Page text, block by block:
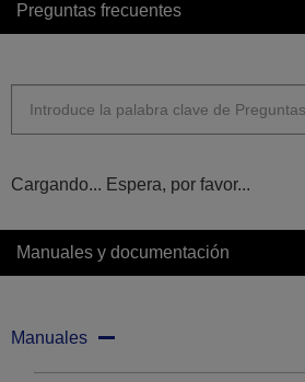
Preguntas frecuentes
Cargando... Espera, por favor...
Manuales y documentación
Manuales